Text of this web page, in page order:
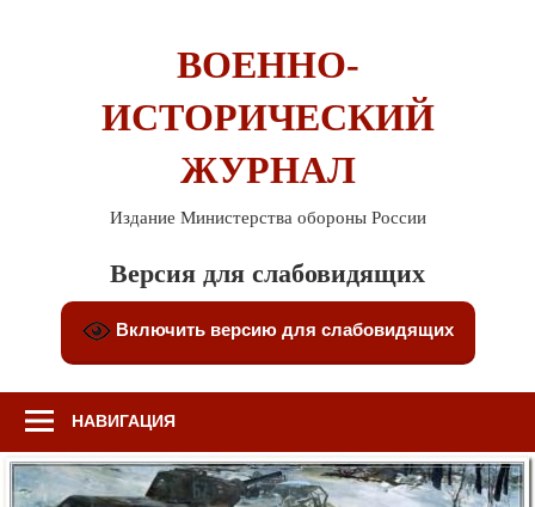
ВОЕННО-
ИСТОРИЧЕСКИЙ
ЖУРНАЛ
Издание Министерства обороны России
Версия для слабовидящих
Включить версию для слабовидящих
НАВИГАЦИЯ